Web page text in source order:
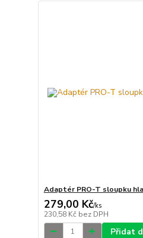
Adaptér PRO-T sloupku
279,00 Kč/ks
230,58 Kč bez DPH
Přidat